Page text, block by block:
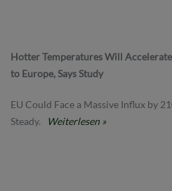
Hotter Temperatures Will
to Europe, Says Study
EU Could Face a Massive Influx by
Steady.
Weiterlesen »